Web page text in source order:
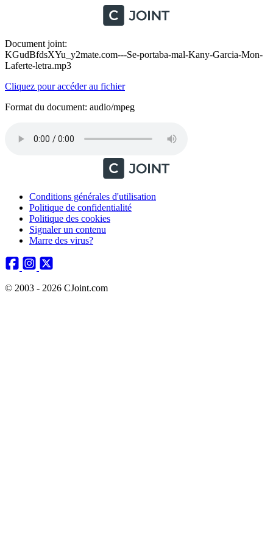
Document joint:
KGudBfdsXYu_y2mate.com---Se-portaba-mal-Kany-Garcia-Mon-
Laferte-letra.mp3
Cliquez pour accéder au fichier
Format du document: audio/mpeg
Conditions générales d'utilisation
Politique de confidentialité
Politique des cookies
Signaler un contenu
Marre des virus?
© 2003 - 2026 CJoint.com